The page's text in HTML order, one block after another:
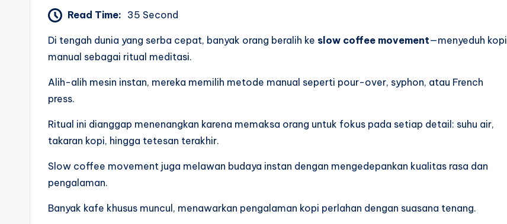
Read Time: 35 Second
Di tengah dunia yang serba cepat, banyak orang beralih ke slow coffee movement—menyeduh kopi
manual sebagai ritual meditasi.
Alih-alih mesin instan, mereka memilih metode manual seperti pour-over, syphon, atau French
press.
Ritual ini dianggap menenangkan karena memaksa orang untuk fokus pada setiap detail: suhu air,
takaran kopi, hingga tetesan terakhir.
Slow coffee movement juga melawan budaya instan dengan mengedepankan kualitas rasa dan
pengalaman.
Banyak kafe khusus muncul, menawarkan pengalaman kopi perlahan dengan suasana tenang.